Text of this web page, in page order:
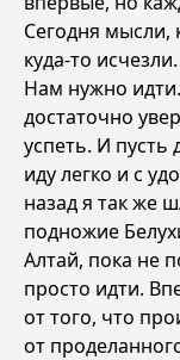
Сегодня мысли,
куда-то
Нам нужно
достаточно
успеть. И пусть
иду легко и с
назад я так же
подножие
Алтай, пока не
просто идти.
от того, что
от